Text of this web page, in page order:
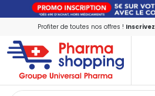
Profiter de toutes nos offres !
PharmaShopping